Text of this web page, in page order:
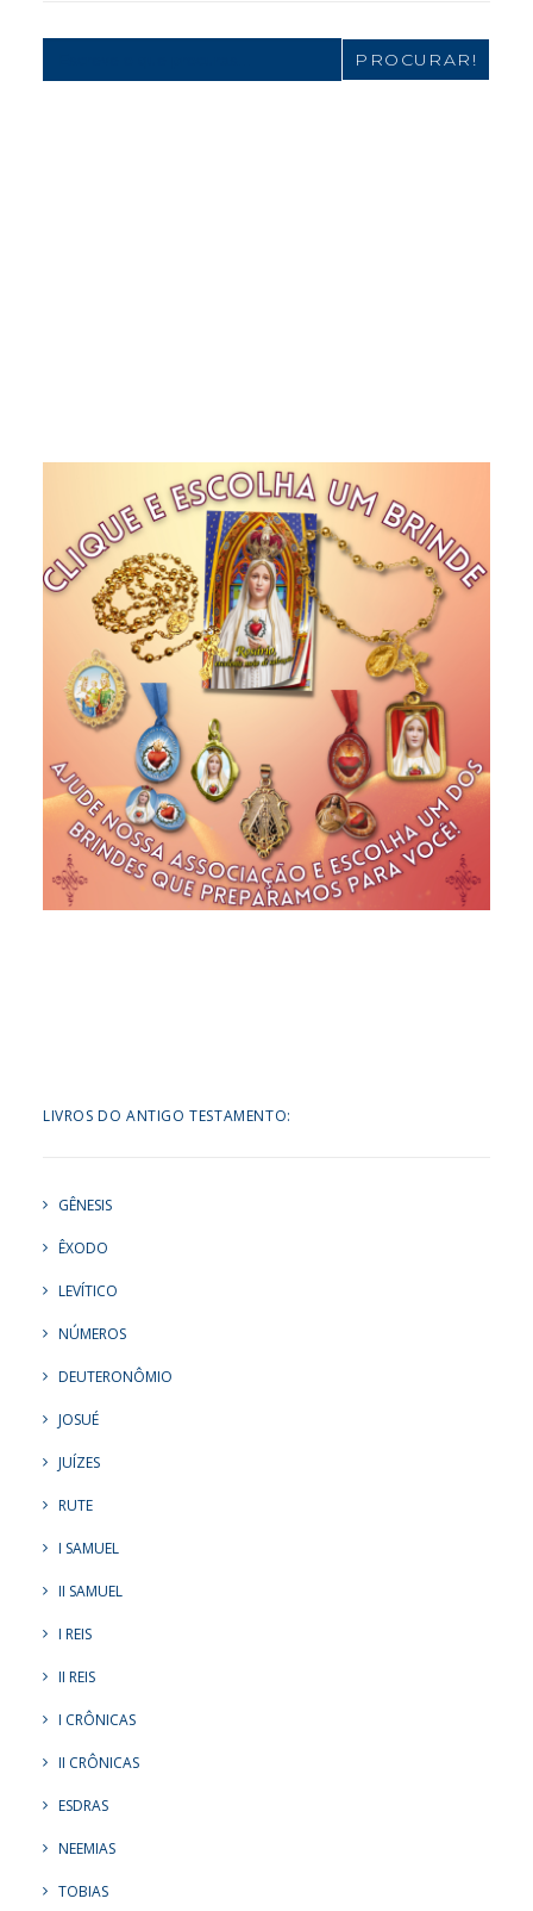
Search
LIVROS DO ANTIGO TESTAMENTO:
GÊNESIS
ÊXODO
LEVÍTICO
NÚMEROS
DEUTERONÔMIO
JOSUÉ
JUÍZES
RUTE
I SAMUEL
II SAMUEL
I REIS
II REIS
I CRÔNICAS
II CRÔNICAS
ESDRAS
NEEMIAS
TOBIAS